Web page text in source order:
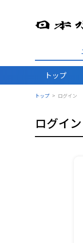
トップ
トップ ログイン
ログイン